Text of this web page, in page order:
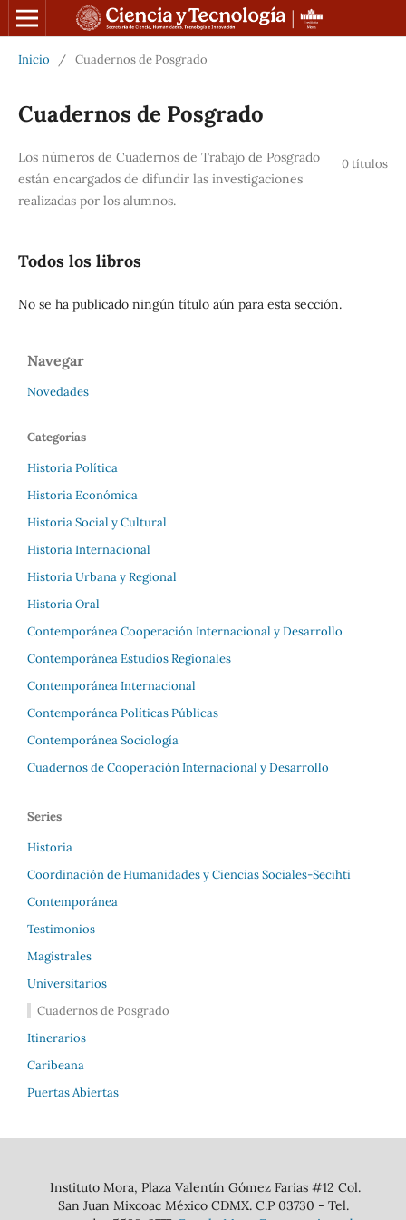
Inicio / Cuadernos de Posgrado
Cuadernos de Posgrado
0 títulos
Los números de Cuadernos de Trabajo de Posgrado
están encargados de difundir las investigaciones
realizadas por los alumnos.
Todos los libros
No se ha publicado ningún título aún para esta sección.
Navegar
Novedades
Categorías
Historia Política
Historia Económica
Historia Social y Cultural
Historia Internacional
Historia Urbana y Regional
Historia Oral
Contemporánea Cooperación Internacional y Desarrollo
Contemporánea Estudios Regionales
Contemporánea Internacional
Contemporánea Políticas Públicas
Contemporánea Sociología
Cuadernos de Cooperación Internacional y Desarrollo
Series
Historia
Coordinación de Humanidades y Ciencias Sociales-Secihti
Contemporánea
Testimonios
Magistrales
Universitarios
Cuadernos de Posgrado
Itinerarios
Caribeana
Puertas Abiertas
Instituto Mora, Plaza Valentín Gómez Farías #12 Col.
San Juan Mixcoac México CDMX. C.P 03730 - Tel.